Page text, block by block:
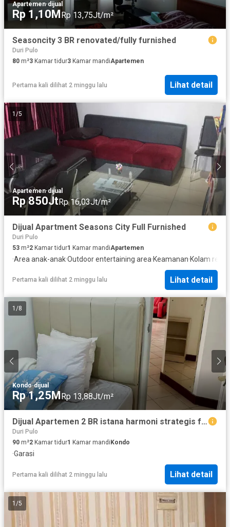
Apartemen·dijual
Rp 1,10MRp 13,75Jt/m²
Seasoncity 3 BR renovated/fully furnished
Duri Pulo
80 m²3 Kamar tidur3 Kamar mandiApartemen
Pertama kali dilihat 2 minggu lalu Lihat detail
1 /5
Apartemen·dijual
Rp 850JtRp 16,03Jt/m²
Dijual Apartment Seasons City Full Furnished
Duri Pulo
53 m²2 Kamar tidur1 Kamar mandiApartemen
·Area anak-anak·Outdoor entertaining area·Keamanan·Kolam
Pertama kali dilihat 2 minggu lalu Lihat detail
1 /8
Kondo·dijual
Rp 1,25MRp 13,88Jt/m²
Dijual Apartemen 2 BR istana harmoni strategis full furnish
Duri Pulo
90 m²2 Kamar tidur1 Kamar mandi Kondo
·Garasi
Pertama kali dilihat 2 minggu lalu Lihat detail
1 /5